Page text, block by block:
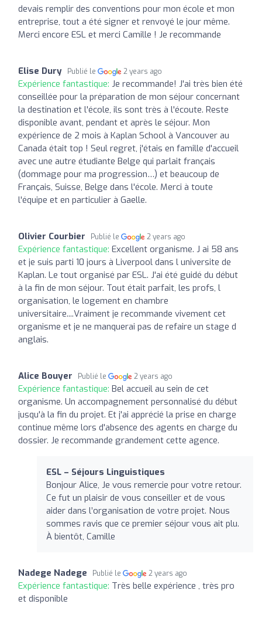
devais remplir des conventions pour mon école et mon
entreprise, tout a été signer et renvoyé le jour même.
Merci encore ESL et merci Camille ! Je recommande
Elise Dury Publié le 2 years ago
Expérience fantastique: Je recommande! J'ai très bien été
conseillée pour la préparation de mon séjour concernant
la destination et l'école, ils sont très à l'écoute. Reste
disponible avant, pendant et après le séjour. Mon
expérience de 2 mois à Kaplan School à Vancouver au
Canada était top ! Seul regret, j'étais en famille d'accueil
avec une autre étudiante Belge qui parlait français
(dommage pour ma progression…) et beaucoup de
Français, Suisse, Belge dans l'école. Merci à toute
l'équipe et en particulier à Gaelle.
Olivier Courbier Publié le 2 years ago
Expérience fantastique: Excellent organisme. J ai 58 ans
et je suis parti 10 jours à Liverpool dans l universite de
Kaplan. Le tout organisé par ESL. J'ai été guidé du début
à la fin de mon séjour. Tout était parfait, les profs, l
organisation, le logement en chambre
universitaire....Vraiment je recommande vivement cet
organisme et je ne manquerai pas de refaire un stage d
anglais.
Alice Bouyer Publié le 2 years ago
Expérience fantastique: Bel accueil au sein de cet
organisme. Un accompagnement personnalisé du début
jusqu'à la fin du projet. Et j'ai apprécié la prise en charge
continue même lors d'absence des agents en charge du
dossier. Je recommande grandement cette agence.
ESL – Séjours Linguistiques
Bonjour Alice, Je vous remercie pour votre retour.
Ce fut un plaisir de vous conseiller et de vous
aider dans l’organisation de votre projet. Nous
sommes ravis que ce premier séjour vous ait plu.
À bientôt, Camille
Nadege Nadege Publié le 2 years ago
Expérience fantastique: Très belle expérience , très pro
et disponible